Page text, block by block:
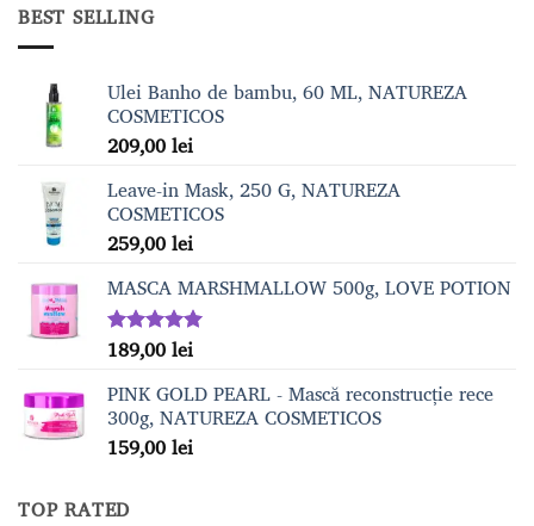
BEST SELLING
Ulei Banho de bambu, 60 ML, NATUREZA
COSMETICOS
209,00lei
Leave-in Mask, 250 G, NATUREZA
COSMETICOS
259,00lei
MASCA MARSHMALLOW 500g, LOVE POTION
Evaluat la
5.00din 5
189,00lei
PINK GOLD PEARL - Mască reconstrucție rece
300g, NATUREZA COSMETICOS
159,00lei
TOP RATED